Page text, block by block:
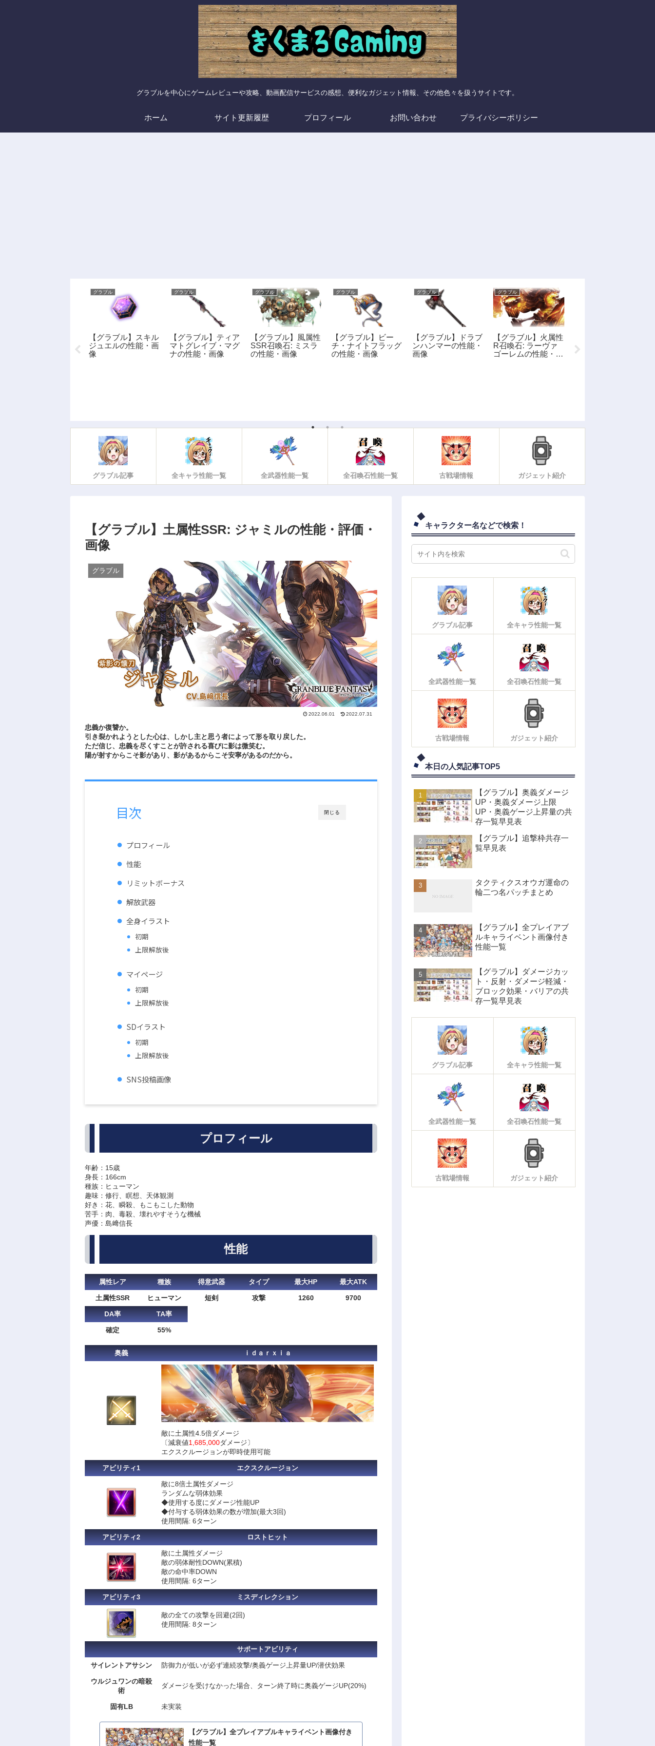
グラブルを中心にゲームレビューや攻略、動画配信サービスの感想、便利なガジェット情報、その他色々を扱うサイトです。
ホーム サイト更新履歴 プロフィール お問い合わせ プライバシーポリシー
アンソードの性能・
グラブル
【グラブル】スキル
ジュエルの性能・画
像
グラブル
【グラブル】ティア
マトグレイブ・マグ
ナの性能・画像
グラブル
【グラブル】風属性
SSR召喚石: ミスラ
の性能・画像
グラブル
【グラブル】ビー
チ・ナイトフラッグ
の性能・画像
グラブル
【グラブル】ドラブ
ンハンマーの性能・
画像
グラブル
【グラブル】火属性
R召喚石: ラーヴァ
ゴーレムの性能・評
タルルーンの性能・
画像
グラブル記事 全キャラ性能一覧 全武器性能一覧 全召喚石性能一覧 古戦場情報 ガジェット紹介
【グラブル】土属性SSR: ジャミルの性能・評価・
画像
グラブル
2022.06.01 2022.07.31
忠義か復讐か。
引き裂かれようとした心は、しかし主と思う者によって形を取り戻した。
ただ信じ、忠義を尽くすことが許される喜びに影は微笑む。
陽が射すからこそ影があり、影があるからこそ安寧があるのだから。
閉じる
目次
プロフィール
性能
リミットボーナス
解放武器
全身イラスト
初期
上限解放後
マイページ
初期
上限解放後
SDイラスト
初期
上限解放後
SNS投稿画像
プロフィール
年齢：15歳
身長：166cm
種族：ヒューマン
趣味：修行、瞑想、天体観測
好き：花、瞬殺、もこもこした動物
苦手：肉、毒殺、壊れやすそうな機械
声優：島﨑信長
性能
属性レア 種族 得意武器 タイプ 最大HP 最大ATK
土属性SSR ヒューマン 短剣 攻撃 1260 9700
DA率 TA率
確定 55%
奥義 ｉｄａｒｘｉａ
敵に土属性4.5倍ダメージ
〔減衰値1,685,000ダメージ〕
エクスクルージョンが即時使用可能
アビリティ1 エクスクルージョン
敵に8倍土属性ダメージ
ランダムな弱体効果
◆使用する度にダメージ性能UP
◆付与する弱体効果の数が増加(最大3回)
使用間隔: 6ターン
アビリティ2 ロストヒット
敵に土属性ダメージ
敵の弱体耐性DOWN(累積)
敵の命中率DOWN
使用間隔: 6ターン
アビリティ3 ミスディレクション
敵の全ての攻撃を回避(2回)
使用間隔: 8ターン
サポートアビリティ
サイレントアサシン 防御力が低いが必ず連続攻撃/奥義ゲージ上昇量UP/潜伏効果
ウルジュワンの暗殺
術
ダメージを受けなかった場合、ターン終了時に奥義ゲージUP(20%)
固有LB 未実装
【グラブル】全プレイアブルキャライベント画像付き
性能一覧
キャラクター名などで検索！
グラブル記事 全キャラ性能一覧
全武器性能一覧 全召喚石性能一覧
古戦場情報 ガジェット紹介
本日の人気記事TOP5
【グラブル】奥義ダメージ
UP・奥義ダメージ上限
UP・奥義ゲージ上昇量の共
存一覧早見表
【グラブル】追撃枠共存一
覧早見表
タクティクスオウガ運命の
輪二つ名パッチまとめ
【グラブル】全プレイアブ
ルキャライベント画像付き
性能一覧
【グラブル】ダメージカッ
ト・反射・ダメージ軽減・
ブロック効果・バリアの共
存一覧早見表
グラブル記事 全キャラ性能一覧
全武器性能一覧 全召喚石性能一覧
古戦場情報 ガジェット紹介